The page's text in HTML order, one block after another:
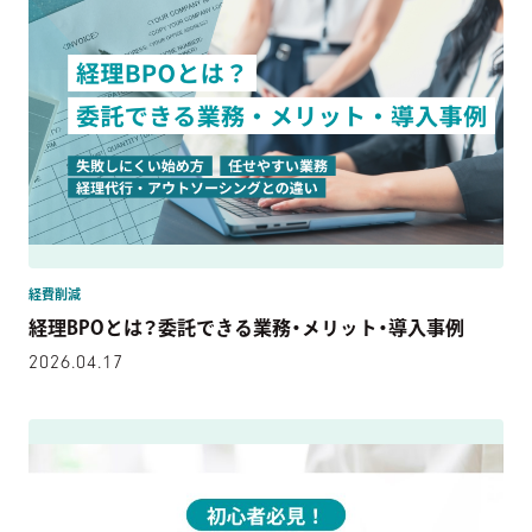
経費削減
経理BPOとは？委託できる業務・メリット・導入事例
2026.04.17